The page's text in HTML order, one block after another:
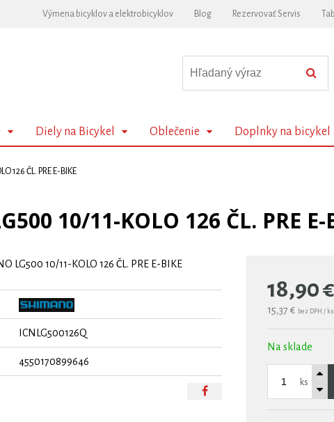
Výmena bicyklov a elektrobicyklov Blog Rezervovať Servis
Diely na Bicykel Oblečenie Doplnky na bicykel
126 ČL. PRE E-BIKE
10/11-KOLO 126 ČL. PRE E-
18,90€
15,37 € bez DPH / ks
Na sklade
ks
LG500 10/11-KOLO 126 ČL. PRE E-BIKE
ICNLG500126Q
4550170899646